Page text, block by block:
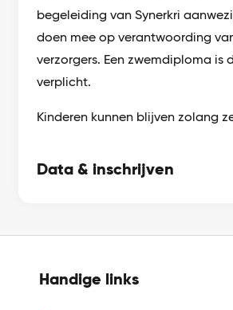
begeleiding van Synerkri
doen mee op verantwoording
verzorgers. Een zwemdiploma is
verplicht.
Kinderen kunnen blijven zolang
Data & inschrijven
Handige links